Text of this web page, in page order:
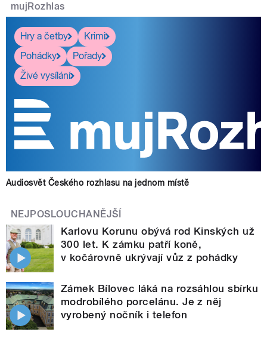
mujRozhlas
Hry a četby
Krimi
Pohádky
Pořady
Živé vysílání
Audiosvět Českého rozhlasu na jednom místě
NEJPOSLOUCHANĚJŠÍ
Karlovu Korunu obývá rod Kinských už
300 let. K zámku patří koně,
v kočárovně ukrývají vůz z pohádky
Zámek Bílovec láká na rozsáhlou sbírku
modrobílého porcelánu. Je z něj
vyrobený nočník i telefon